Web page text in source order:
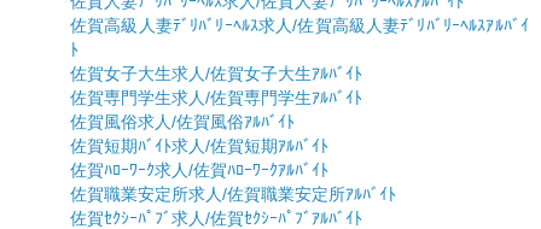
佐賀高級人妻ﾃﾞﾘﾊﾞﾘｰﾍﾙｽ求人/佐賀高級人妻ﾃﾞﾘﾊﾞﾘｰﾍﾙｽｱﾙﾊﾞｲ
ﾄ
佐賀女子大生求人/佐賀女子大生ｱﾙﾊﾞｲﾄ
佐賀専門学生求人/佐賀専門学生ｱﾙﾊﾞｲﾄ
佐賀風俗求人/佐賀風俗ｱﾙﾊﾞｲﾄ
佐賀短期ﾊﾞｲﾄ求人/佐賀短期ｱﾙﾊﾞｲﾄ
佐賀ﾊﾛｰﾜｰｸ求人/佐賀ﾊﾛｰﾜｰｸｱﾙﾊﾞｲﾄ
佐賀職業安定所求人/佐賀職業安定所ｱﾙﾊﾞｲﾄ
佐賀ｾｸｼｰﾊﾟﾌﾞ求人/佐賀ｾｸｼｰﾊﾟﾌﾞｱﾙﾊﾞｲﾄ